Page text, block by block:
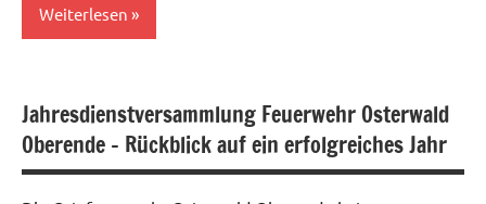
Weiterlesen
Jahresdienstversammlung Feuerwehr Osterwald
Oberende – Rückblick auf ein erfolgreiches Jahr